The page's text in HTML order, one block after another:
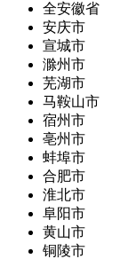
全安徽省
安庆市
宣城市
滁州市
芜湖市
马鞍山市
宿州市
亳州市
蚌埠市
合肥市
淮北市
阜阳市
黄山市
铜陵市